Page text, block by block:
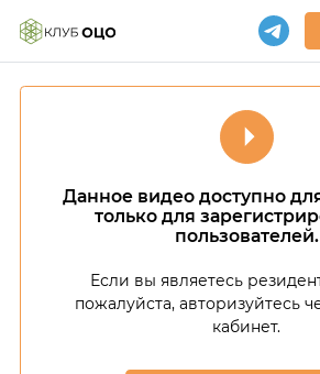
Данное видео доступно
только для
пользователей.
Если вы являетесь
пожалуйста, авторизуйтесь
кабинет.